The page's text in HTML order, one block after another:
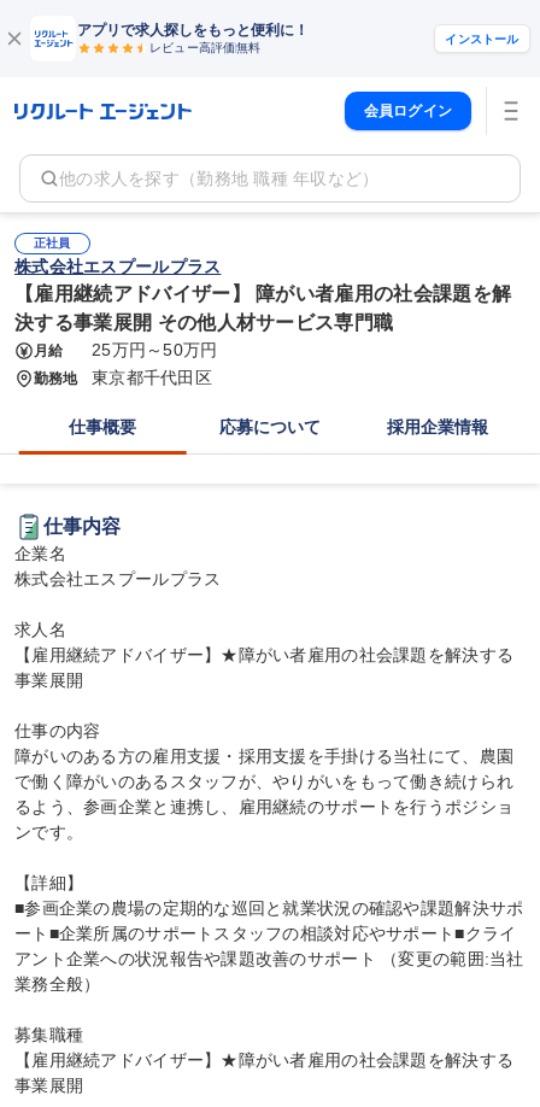
アプリで求人探しをもっと便利に！
レビュー高評価無料
インストール
会員ログイン
他の求人を探す（勤務地 職種 年収など）
正社員
株式会社エスプールプラス
【雇用継続アドバイザー】 障がい者雇用の社会課題を解
決する事業展開 その他人材サービス専門職
月給 25万円～50万円
勤務地 東京都千代田区
仕事概要 応募について 採用企業情報
仕事内容
企業名
株式会社エスプールプラス
求人名
【雇用継続アドバイザー】★障がい者雇用の社会課題を解決する
事業展開
仕事の内容
障がいのある方の雇用支援・採用支援を手掛ける当社にて、農園
で働く障がいのあるスタッフが、やりがいをもって働き続けられ
るよう、参画企業と連携し、雇用継続のサポートを行うポジショ
ンです。
【詳細】
■参画企業の農場の定期的な巡回と就業状況の確認や課題解決サポ
ート■企業所属のサポートスタッフの相談対応やサポート■クライ
アント企業への状況報告や課題改善のサポート （変更の範囲:当社
業務全般）
募集職種
【雇用継続アドバイザー】★障がい者雇用の社会課題を解決する
事業展開